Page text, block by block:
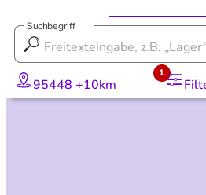
Suchbegriff
95448 +10km
1